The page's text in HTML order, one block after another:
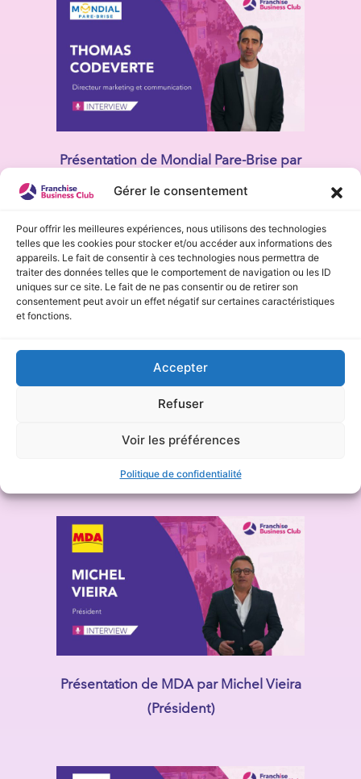
Gérer le consentement
Pour offrir les meilleures expériences, nous utilisons des technologies
telles que les cookies pour stocker et/ou accéder aux informations des
appareils. Le fait de consentir à ces technologies nous permettra de
traiter des données telles que le comportement de navigation ou les ID
uniques sur ce site. Le fait de ne pas consentir ou de retirer son
consentement peut avoir un effet négatif sur certaines caractéristiques
et fonctions.
Accepter
Refuser
Voir les préférences
Politique de confidentialité
Présentation de Mondial Pare-Brise par
Thomas Codeverte (Directeur
Présentation de Bagel Corner par Théo
Présentation de MDA par Michel Vieira
(Président)